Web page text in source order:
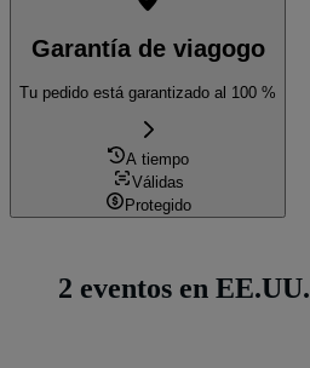
Garantía de viagogo
Tu pedido está garantizado al 100 %
A tiempo
Válidas
Protegido
2 eventos en EE.UU.